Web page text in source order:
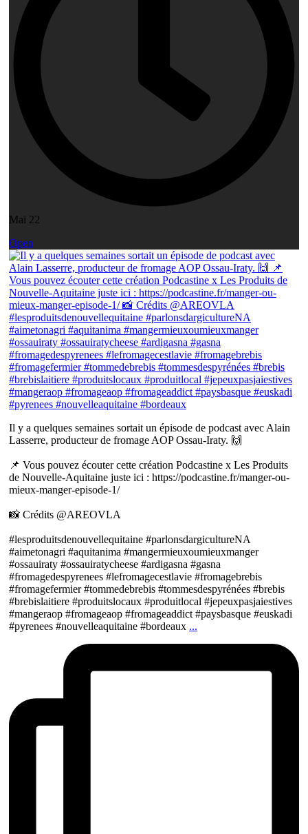
Mai 22
Open
Il y a quelques semaines sortait un épisode de podcast avec Alain
Lasserre, producteur de fromage AOP Ossau-Iraty. 🙌
📌 Vous pouvez écouter cette création Podcastine x Les Produits
de Nouvelle-Aquitaine juste ici : https://podcastine.fr/manger-ou-
mieux-manger-episode-1/
📸 Crédits @AREOVLA
#lesproduitsdenouvellequitaine #parlonsdargicultureNA
#aimetonagri #aquitanima #mangermieuxoumieuxmanger
#ossauiraty #ossauiratycheese #ardigasna #gasna
#fromagedespyrenees #lefromagecestlavie #fromagebrebis
#fromagefermier #tommedebrebis #tommesdespyrénées #brebis
#brebislaitiere #produitslocaux #produitlocal #jepeuxpasjaiestives
#mangeraop #fromageaop #fromageaddict #paysbasque #euskadi
#pyrenees #nouvelleaquitaine #bordeaux ...